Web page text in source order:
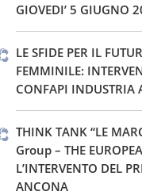
GIOVEDI’ 5 GIUGNO
LE SFIDE PER IL
FEMMINILE:
CONFAPI INDUSTRIA
THINK TANK “LE
Group – THE
L’INTERVENTO DEL
ANCONA